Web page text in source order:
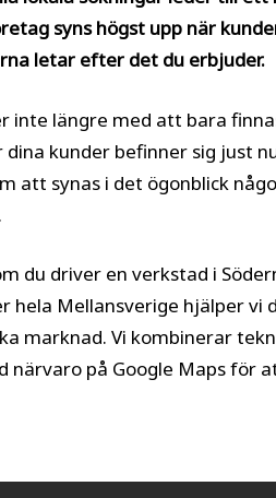
syns högst upp när
letar efter det du erbjuder.
inte längre med att bara
dina kunder befinner sig just
att synas i det ögonblick
du driver en verkstad i
hela Mellansverige hjälper vi
marknad. Vi kombinerar
närvaro på Google Maps för